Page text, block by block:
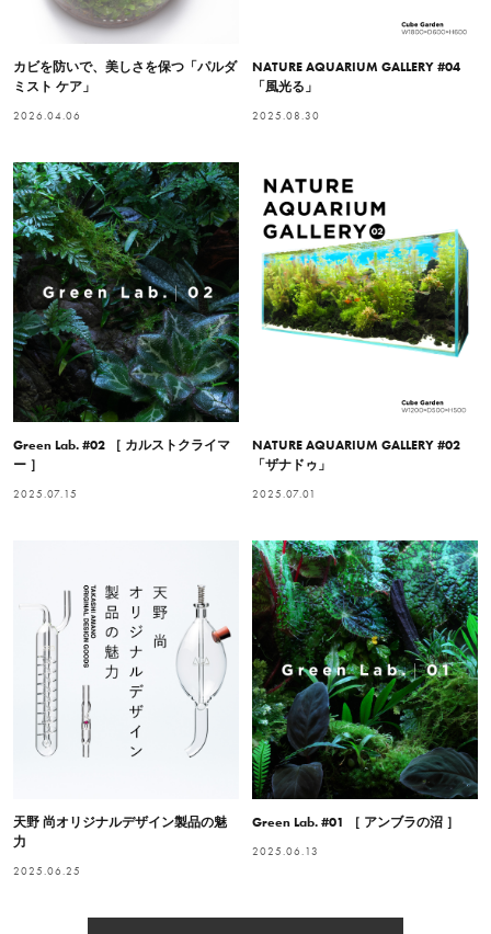
カビを防いで、美しさを保つ「パルダ
ミスト ケア」
2026.04.06
NATURE AQUARIUM GALLERY #04
「風光る」
2025.08.30
Green Lab. #02 ［ カルストクライマ
ー ］
2025.07.15
NATURE AQUARIUM GALLERY #02
「ザナドゥ」
2025.07.01
天野 尚オリジナルデザイン製品の魅
力
2025.06.25
Green Lab. #01 ［ アンブラの沼 ］
2025.06.13